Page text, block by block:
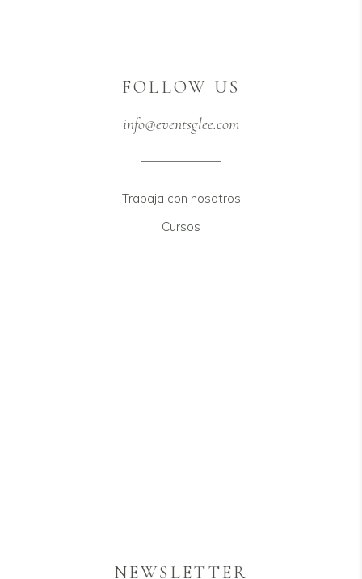
FOLLOW US
info@eventsglee.com
Trabaja con nosotros
Cursos
NEWSLETTER